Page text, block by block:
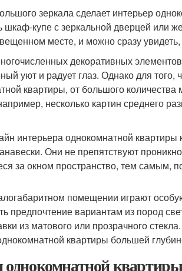
зеркала сделает интерьер
шкаф-купе с зеркальной дверцей или
месте, и можно сразу увидеть,
декоративных
уют и радует глаз. Однако для
квартиры, от большого
несколько картин среднего
интерьера однокомнатной
Они не препятствуют
за окном пространство, тем самым,
помещении играют
предпочтение вариантам из пород
из матового или прозрачного
квартиры большей